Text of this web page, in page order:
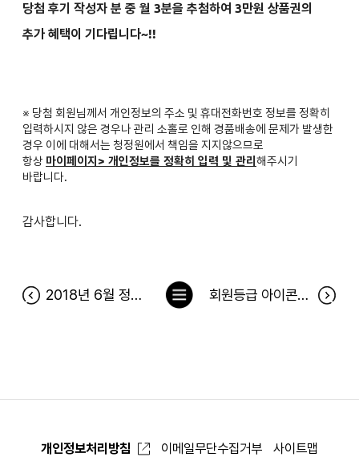
당첨 후기 작성자 분 중 월 3분을 추첨하여 3만원 상품권의
추가 혜택이 기다립니다~!!
※ 당첨 회원님께서 개인정보의 주소 및 휴대전화번호 정보를 정확히
입력하시지 않은 경우나 관리 소홀로 인해 경품배송에 문제가 발생한
경우 이에 대해서는 청정원에서 책임을 지지않으므로
항상 마이페이지> 개인정보를 정확히 입력 및 관리 해주시기
바랍니다.
감사합니다.
2018년 6월 정원이의 푸드박스 당첨자 회원등급 아이콘을 찾아라 이벤트 당첨자
목
록
개인정보처리방침 이메일무단수집거부 사이트맵